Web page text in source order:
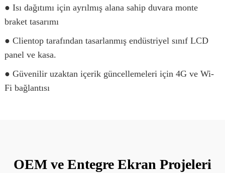
● Isı dağıtımı için ayrılmış alana sahip duvara monte
braket tasarımı
● Clientop tarafından tasarlanmış endüstriyel sınıf LCD
panel ve kasa.
● Güvenilir uzaktan içerik güncellemeleri için 4G ve Wi-
Fi bağlantısı
OEM ve Entegre Ekran Projeleri